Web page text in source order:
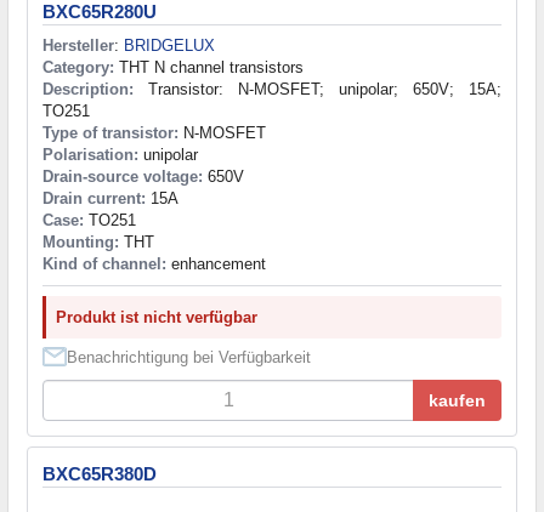
BXC65R280U
Hersteller: BRIDGELUX
Category: THT N channel transistors
Description: Transistor: N-MOSFET; unipolar; 650V; 15A;
TO251
Type of transistor: N-MOSFET
Polarisation: unipolar
Drain-source voltage: 650V
Drain current: 15A
Case: TO251
Mounting: THT
Kind of channel: enhancement
Produkt ist nicht verfügbar
Benachrichtigung bei Verfügbarkeit
kaufen
BXC65R380D